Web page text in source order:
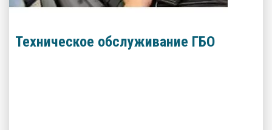
Техническое обслуживание ГБО